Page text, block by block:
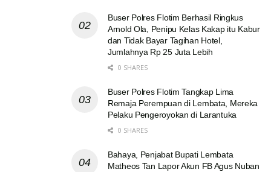
Buser Polres Flotim Berhasil Ringkus
Arnold Ola, Penipu Kelas Kakap itu Kabur
dan Tidak Bayar Tagihan Hotel,
Jumlahnya Rp 25 Juta Lebih
0 SHARES
Buser Polres Flotim Tangkap Lima
Remaja Perempuan di Lembata, Mereka
Pelaku Pengeroyokan di Larantuka
0 SHARES
Bahaya, Penjabat Bupati Lembata
Matheos Tan Lapor Akun FB Agus Nuban